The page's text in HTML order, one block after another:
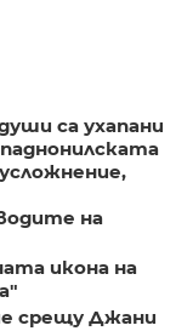
са ухапани
на
икона на
срещу Джани